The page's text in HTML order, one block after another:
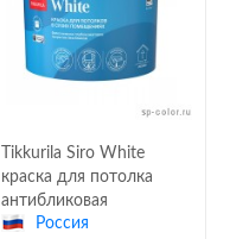
Tikkurila Siro White
краска для потолка
антибликовая
глубокоматовая
Россия